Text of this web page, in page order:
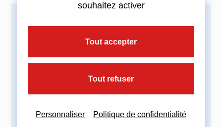
Imprimez cette actualité
souhaitez activer
Tout accepter
Tout refuser
Personnaliser Politique de confidentialité